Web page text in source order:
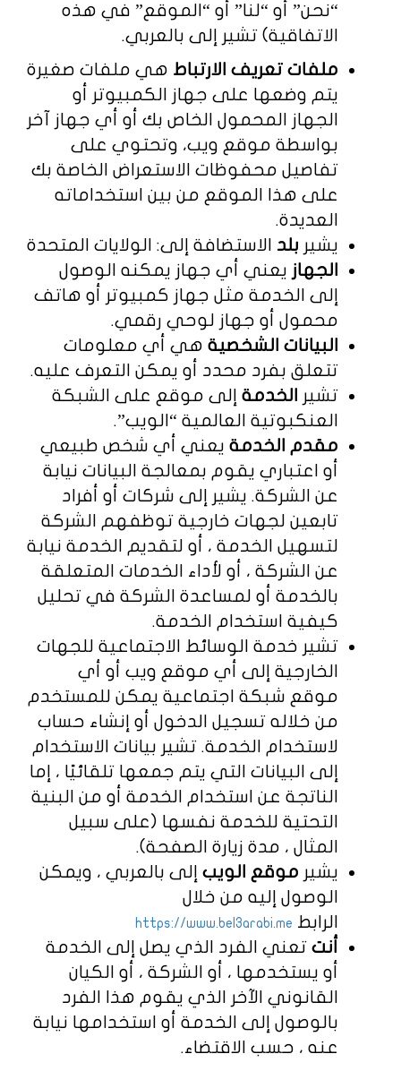
“نحن” أو “لنا” أو “الموقع” في هذه
الاتفاقية) تشير إلى بالعربي.
ملفات تعريف الارتباط هي ملفات صغيرة
يتم وضعها على جهاز الكمبيوتر أو
الجهاز المحمول الخاص بك أو أي جهاز آخر
بواسطة موقع ويب، وتحتوي على
تفاصيل محفوظات الاستعراض الخاصة بك
على هذا الموقع من بين استخداماته
العديدة.
يشير بلد الاستضافة إلى: الولايات المتحدة
الجهاز يعني أي جهاز يمكنه الوصول
إلى الخدمة مثل جهاز كمبيوتر أو هاتف
محمول أو جهاز لوحي رقمي.
البيانات الشخصية هي أي معلومات
تتعلق بفرد محدد أو يمكن التعرف عليه.
تشير
الخدمة إلى موقع على الشبكة
العنكبوتية العالمية “الويب”.
مقدم الخدمة يعني أي شخص طبيعي
أو اعتباري يقوم بمعالجة البيانات نيابة
عن الشركة. يشير إلى شركات أو أفراد
تابعين لجهات خارجية توظفهم الشركة
لتسهيل الخدمة ، أو لتقديم الخدمة نيابة
عن الشركة ، أو لأداء الخدمات المتعلقة
بالخدمة أو لمساعدة الشركة في تحليل
كيفية استخدام الخدمة.
تشير خدمة الوسائط الاجتماعية للجهات
الخارجية إلى أي موقع ويب أو أي
موقع شبكة اجتماعية يمكن للمستخدم
من خلاله تسجيل الدخول أو إنشاء حساب
لاستخدام الخدمة. تشير بيانات الاستخدام
إلى البيانات التي يتم جمعها تلقائيًا ، إما
الناتجة عن استخدام الخدمة أو من البنية
التحتية للخدمة نفسها (على سبيل
المثال ، مدة زيارة الصفحة).
يشير موقع الويب إلى بالعربي ، ويمكن
الوصول إليه من خلال
الرابط https://www.bel3arabi.me
أنت تعني الفرد الذي يصل إلى الخدمة
أو يستخدمها ، أو الشركة ، أو الكيان
القانوني الآخر الذي يقوم هذا الفرد
بالوصول إلى الخدمة أو استخدامها نيابة
عنه ، حسب الاقتضاء.